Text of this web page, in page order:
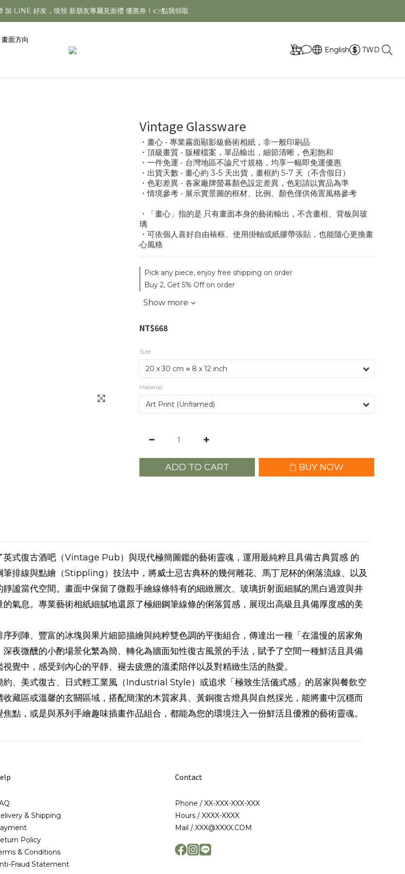
美學慶典】全館不限金額「一件免運」再享多件專屬折扣
加 LINE 好友，現領 新朋友專屬見面禮 優惠券！👉點我領取
畫面方向
English TWD
Vintage Glassware
・畫心 - 專業霧面顯影級藝術相紙，非一般印刷品
・頂級畫質 - 版權檔案，單品輸出，細節清晰，色彩飽和
・一件免運 - 台灣地區不論尺寸規格，均享一幅即免運優惠
・出貨天數 - 畫心約 3-5 天出貨，畫框約 5-7 天（不含假日）
・色彩差異 - 各家廠牌螢幕顏色設定差異，色彩請以實品為準
・情境參考 - 展示實景圖的框材、比例、顏色僅供佈置風格參考
・「畫心」指的是 只有畫面本身的藝術輸出，不含畫框、背板與玻
璃
・可依個人喜好自由裱框、使用掛軸或紙膠帶張貼，也能隨心更換畫
心風格
Pick any piece, enjoy free shipping on order
Buy 2, Get 5% Off on order
Show more
NT$668
Size
Material
ADD TO CART BUY NOW
英式復古酒吧（Vintage Pub）與現代極簡圖鑑的藝術靈魂，運用最純粹且具備古典質感 的
筆排線與點繪（Stippling）技法中，將威士忌古典杯的幾何雕花、馬丁尼杯的俐落流線、以及
謐當代空間。畫面中保留了微觀手繪線條特有的細緻層次、玻璃折射面細膩的黑白過渡與井
氣息。專業藝術相紙細膩地還原了極細鋼筆線條的俐落質感，展現出高級且具備厚度感的美
列陣、豐富的冰塊與果片細節描繪與純粹雙色調的平衡組合，傳達出一種「在溫慢的居家角
夜微醺的小酌場景化繁為簡、轉化為牆面知性復古風景的手法，賦予了空間一種鮮活且具備
覺中，感受到內心的平靜、褪去疲憊的溫柔陪伴以及對精緻生活的熱愛。
約、美式復古、日式輕工業風（Industrial Style）或追求「極致生活儀式感」的居家與餐飲空
藏區或溫馨的玄關區域，搭配簡潔的木質家具、黃銅復古燈具與自然採光，能將畫中沉穩而
點，或是與系列手繪趣味插畫作品組合，都能為您的環境注入一份鮮活且優雅的藝術靈魂。
& Shipping
Policy
& Conditions
Fraud Statement
Contact
Phone / XX-XXX-XXX-XXX
Hours / XXXX-XXXX
Mail / XXX@XXXX.COM